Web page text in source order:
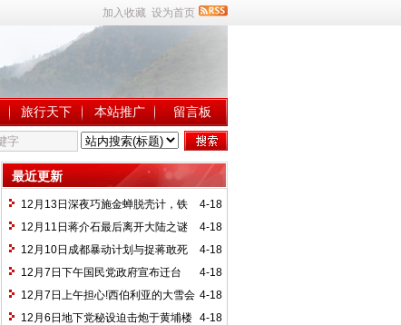
加入收藏 设为首页
旅行天下 本站推广 留言板
最近更新
4-18
12月13日深夜巧施金蝉脱壳计，铁
甲护送登机去
4-18
12月11日蒋介石最后离开大陆之谜
4-18
12月10日成都暴动计划与捉蒋敢死
队
4-18
12月7日下午国民党政府宣布迁台
北，蒋介石进行大屠杀
4-18
12月7日上午担心!西伯利亚的大雪会
使毛泽东诗兴大发
4-18
12月6日地下党秘设迫击炮于黄埔楼